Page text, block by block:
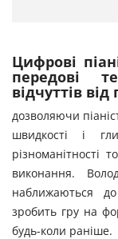
Цифрові
передові
відчуттів
дозволяючи
швидкості і
різноманітності
виконання.
наближаються
зробить гру на
будь-коли раніше.